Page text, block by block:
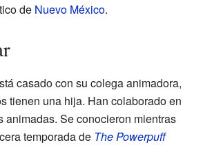
de Nuevo México.
casado con su colega animadora,
tienen una hija. Han colaborado en
animadas. Se conocieron mientras
temporada de The Powerpuff